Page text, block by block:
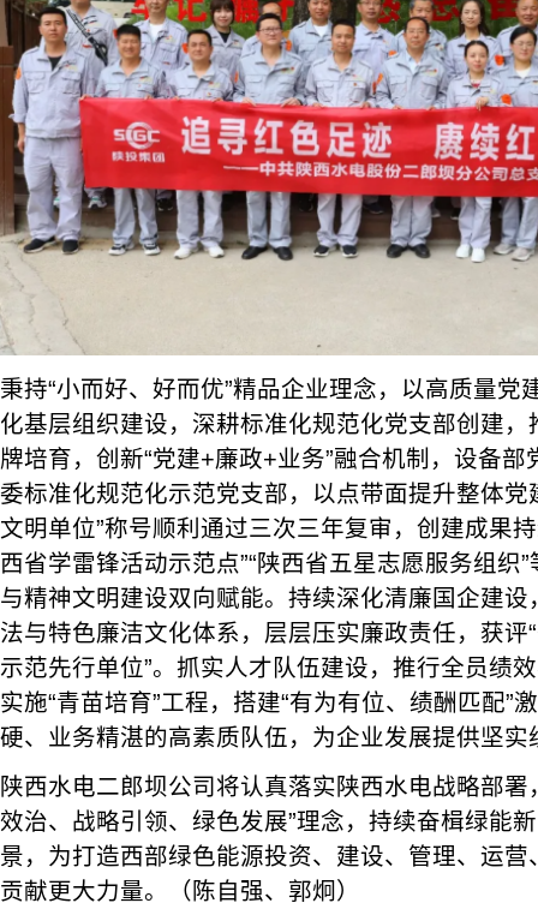
秉持“小而好、好而优”精品企业理念，以高质量党
化基层组织建设，深耕标准化规范化党支部创建，
牌培育，创新“党建+廉政+业务”融合机制，设备
委标准化规范化示范党支部，以点带面提升整体党
文明单位”称号顺利通过三次三年复审，创建成果
西省学雷锋活动示范点”“陕西省五星志愿服务组织
与精神文明建设双向赋能。持续深化清廉国企建设
法与特色廉洁文化体系，层层压实廉政责任，获评
示范先行单位”。抓实人才队伍建设，推行全员绩
实施“青苗培育”工程，搭建“有为有位、绩酬匹配”
硬、业务精湛的高素质队伍，为企业发展提供坚
陕西水电二郎坝公司将认真落实陕西水电战略部署
效治、战略引领、绿色发展”理念，持续奋楫绿能
景，为打造西部绿色能源投资、建设、管理、运营
贡献更大力量。（陈自强、郭炯）